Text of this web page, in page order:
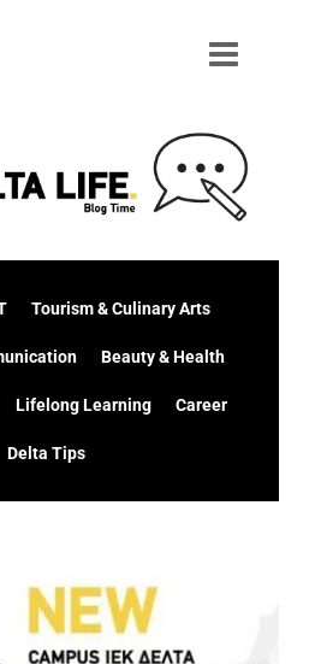
Tourism & Culinary Arts
Beauty & Health
Lifelong Learning Career
Delta Tips